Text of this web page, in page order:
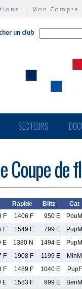
| Mon Compte
un club
SECTEURS
Coupe de
Rapide Blitz Cat
F 1406 F 950 E PouM
F 1549 F 799 E PupM
E 1380 N 1494 E PupM
F 1908 F 1199 E MinM
F 1489 F 1040 E PupF
E 1583 F 999 E BenM